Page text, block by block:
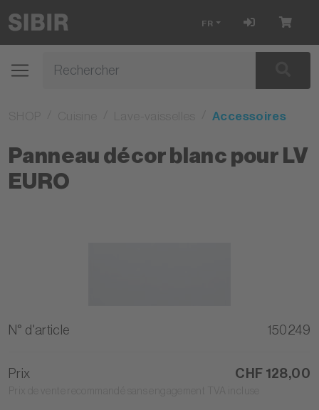
FR
Accessoires
Panneau décor blanc pour LV
EURO
N° d'article 150249
Prix CHF 128,00